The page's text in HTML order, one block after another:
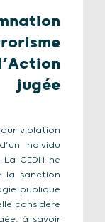
violation
individu
CEDH ne
la sanction
publique
considère
à savoir